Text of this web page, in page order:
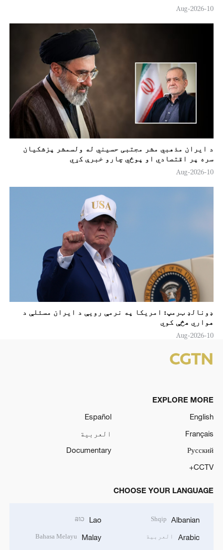
10-Aug-2026
د ايران مذهبي مشر مجتبی حسیني له ولسمشر پزشکيان
سره پر اقتصادي او پوځي چارو خبرې کړي
10-Aug-2026
ډونالډ ټرمپ: امريکا په نرمې رويې د ايران مسئلې د
هواري هڅې کوي
10-Aug-2026
EXPLORE MORE
English
Español
Français
العربية
Русский
Documentary
CCTV+
CHOOSE YOUR LANGUAGE
Albanian
Shqip
Arabic العربية
Lao
ລາວ
Malay
Bahasa Melayu